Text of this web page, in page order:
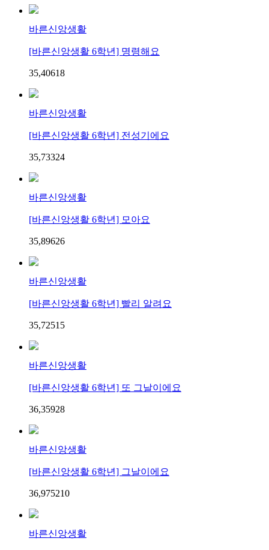
바른신앙생활
[바른신앙생활 6학년] 명령해요
35,40618
바른신앙생활
[바른신앙생활 6학년] 전성기에요
35,73324
바른신앙생활
[바른신앙생활 6학년] 모아요
35,89626
바른신앙생활
[바른신앙생활 6학년] 빨리 알려요
35,7251 5
바른신앙생활
[바른신앙생활 6학년] 또 그날이에요
36,35928
바른신앙생활
[바른신앙생활 6학년] 그날이에요
36,975210
바른신앙생활